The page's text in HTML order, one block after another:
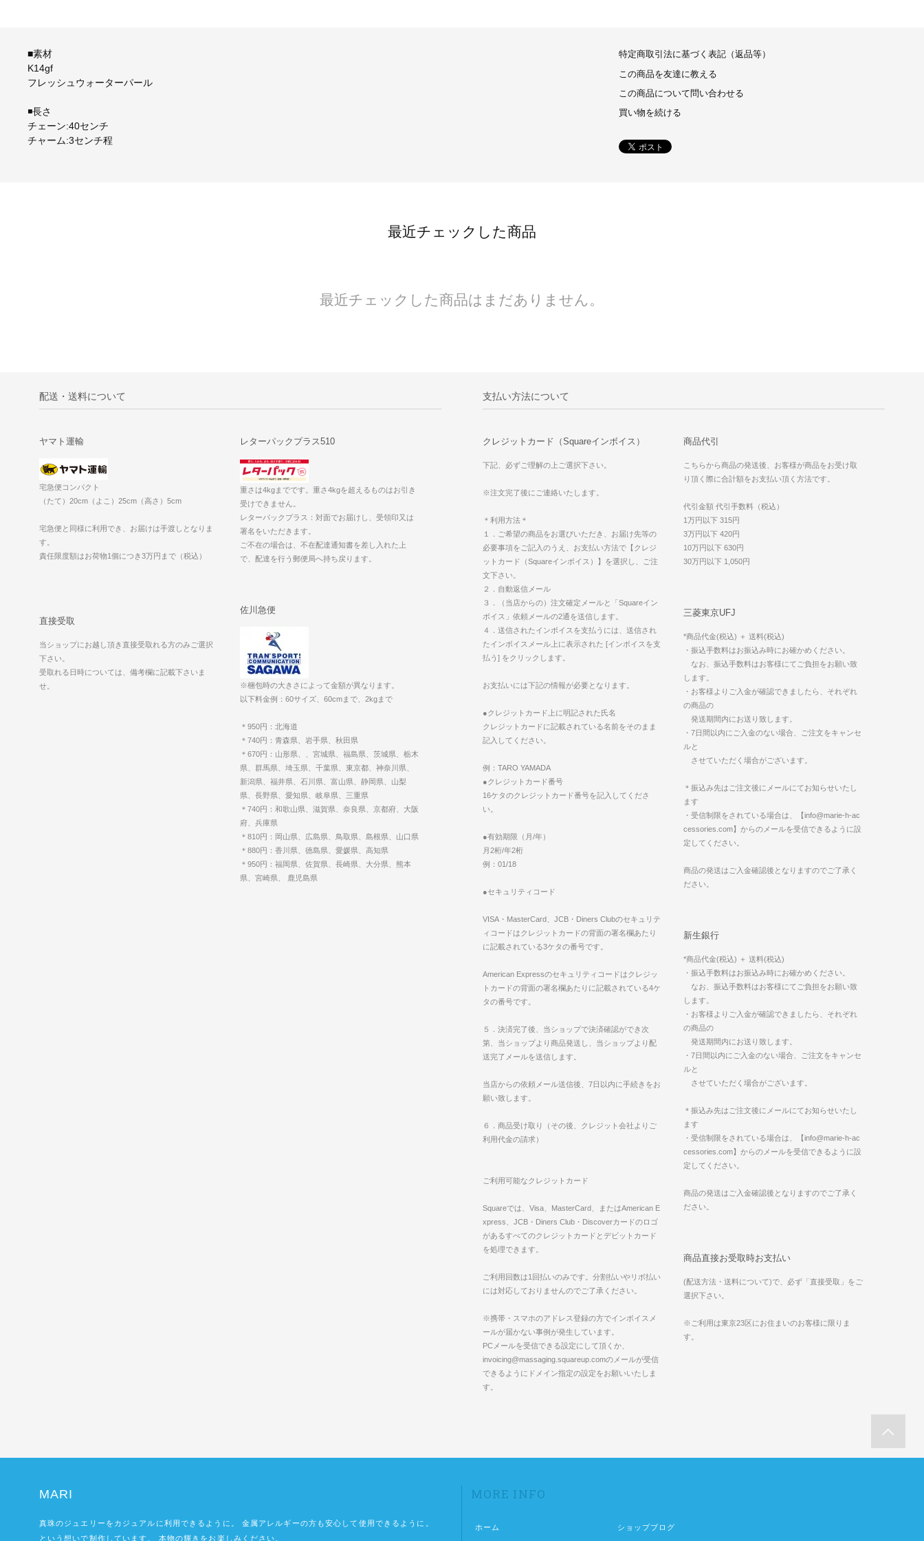
■素材
K14gf
フレッシュウォーターパール
◾長さ
チェーン:40センチ
チャーム:3センチ程
特定商取引法に基づく表記（返品等）
この商品を友達に教える
この商品について問い合わせる
買い物を続ける
最近チェックした商品
最近チェックした商品はまだありません。
配送・送料について
ヤマト運輸
宅急便コンパクト
（たて）20cm（よこ）25cm（高さ）5cm
宅急便と同様に利用でき、お届けは手渡しとなりま
す。
責任限度額はお荷物1個につき3万円まで（税込）
レターパックプラス510
重さは4kgまでです。重さ4kgを超えるものはお引き
受けできません。
レターパックプラス：対面でお届けし、受領印又は
署名をいただきます。
ご不在の場合は、不在配達通知書を差し入れた上
で、配達を行う郵便局へ持ち戻ります。
佐川急便
※梱包時の大きさによって金額が異なります。
以下料金例：60サイズ、60cmまで、2kgまで
＊950円：北海道
＊740円：青森県、岩手県、秋田県
＊670円：山形県、、宮城県、福島県、茨城県、栃木
県、群馬県、埼玉県、千葉県、東京都、神奈川県、
新潟県、福井県、石川県、富山県、静岡県、山梨
県、長野県、愛知県、岐阜県、三重県
＊740円：和歌山県、滋賀県、奈良県、京都府、大阪
府、兵庫県
＊810円：岡山県、広島県、鳥取県、島根県、山口県
＊880円：香川県、徳島県、愛媛県、高知県
＊950円：福岡県、佐賀県、長崎県、大分県、熊本
県、宮崎県、 鹿児島県
直接受取
当ショップにお越し頂き直接受取れる方のみご選択
下さい。
受取れる日時については、備考欄に記載下さいま
せ。
支払い方法について
クレジットカード（Squareインボイス）
下記、必ずご理解の上ご選択下さい。
※注文完了後にご連絡いたします。
＊利用方法＊
１．ご希望の商品をお選びいただき、お届け先等の
必要事項をご記入のうえ、お支払い方法で【クレジ
ットカード（Squareインボイス）】を選択し、ご注
文下さい。
２．自動返信メール
３．（当店からの）注文確定メールと「Squareイン
ボイス」依頼メールの2通を送信します。
４．送信されたインボイスを支払うには、送信され
たインボイスメール上に表示された [インボイスを支
払う] をクリックします。
お支払いには下記の情報が必要となります。
●クレジットカード上に明記された氏名
クレジットカードに記載されている名前をそのまま
記入してください。
例：TARO YAMADA
●クレジットカード番号
16ケタのクレジットカード番号を記入してくださ
い。
●有効期限（月/年）
月2桁/年2桁
例：01/18
●セキュリティコード
VISA・MasterCard、JCB・Diners Clubのセキュリテ
ィコードはクレジットカードの背面の署名欄あたり
に記載されている3ケタの番号です。
American Expressのセキュリティコードはクレジッ
トカードの背面の署名欄あたりに記載されている4ケ
タの番号です。
５．決済完了後、当ショップで決済確認ができ次
第、当ショップより商品発送し、当ショップより配
送完了メールを送信します。
当店からの依頼メール送信後、7日以内に手続きをお
願い致します。
６．商品受け取り（その後、クレジット会社よりご
利用代金の請求）
ご利用可能なクレジットカード
Squareでは、Visa、MasterCard、またはAmerican E
xpress、JCB・Diners Club・Discoverカードのロゴ
があるすべてのクレジットカードとデビットカード
を処理できます。
ご利用回数は1回払いのみです。分割払いやリボ払い
には対応しておりませんのでご了承ください。
※携帯・スマホのアドレス登録の方でインボイスメ
ールが届かない事例が発生しています。
PCメールを受信できる設定にして頂くか、
invoicing@massaging.squareup.comのメールが受信
できるようにドメイン指定の設定をお願いいたしま
す。
商品代引
こちらから商品の発送後、お客様が商品をお受け取
り頂く際に合計額をお支払い頂く方法です。
代引金額 代引手数料（税込）
1万円以下 315円
3万円以下 420円
10万円以下 630円
30万円以下 1,050円
三菱東京UFJ
*商品代金(税込) ＋ 送料(税込)
・振込手数料はお振込み時にお確かめください。
なお、振込手数料はお客様にてご負担をお願い致
します。
・お客様よりご入金が確認できましたら、それぞれ
の商品の
発送期間内にお送り致します。
・7日間以内にご入金のない場合、ご注文をキャンセ
ルと
させていただく場合がございます。
＊振込み先はご注文後にメールにてお知らせいたし
ます
・受信制限をされている場合は、【info@marie-h-ac
cessories.com】からのメールを受信できるように設
定してください。
商品の発送はご入金確認後となりますのでご了承く
ださい。
新生銀行
*商品代金(税込) ＋ 送料(税込)
・振込手数料はお振込み時にお確かめください。
なお、振込手数料はお客様にてご負担をお願い致
します。
・お客様よりご入金が確認できましたら、それぞれ
の商品の
発送期間内にお送り致します。
・7日間以内にご入金のない場合、ご注文をキャンセ
ルと
させていただく場合がございます。
＊振込み先はご注文後にメールにてお知らせいたし
ます
・受信制限をされている場合は、【info@marie-h-ac
cessories.com】からのメールを受信できるように設
定してください。
商品の発送はご入金確認後となりますのでご了承く
ださい。
商品直接お受取時お支払い
(配送方法・送料について)で、必ず「直接受取」をご
選択下さい。
※ご利用は東京23区にお住まいのお客様に限りま
す。
MARI
真珠のジュエリーをカジュアルに利用できるように。 金属アレルギーの方も安心して使用できるように。
という想いで制作しています。 本物の輝きをお楽しみください。
MORE INFO
ホーム ショップブログ